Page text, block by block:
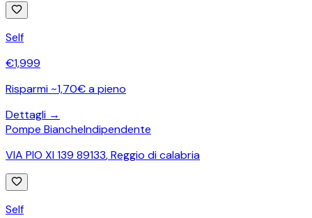
Self
€1,999
Risparmi ~1,70€ a pieno
Dettagli →
Pompe BiancheIndipendente
VIA PIO XI 139 89133,Reggio di calabria
Self